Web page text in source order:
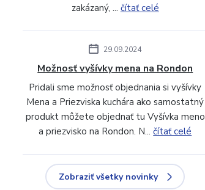
zakázaný, ... čítať celé
29.09.2024
Možnosť vyšívky mena na Rondon
Pridali sme možnosť objednania si vyšívky
Mena a Priezviska kuchára ako samostatný
produkt môžete objednať tu Vyšívka meno
a priezvisko na Rondon. N...čítať celé
Zobraziť všetky novinky